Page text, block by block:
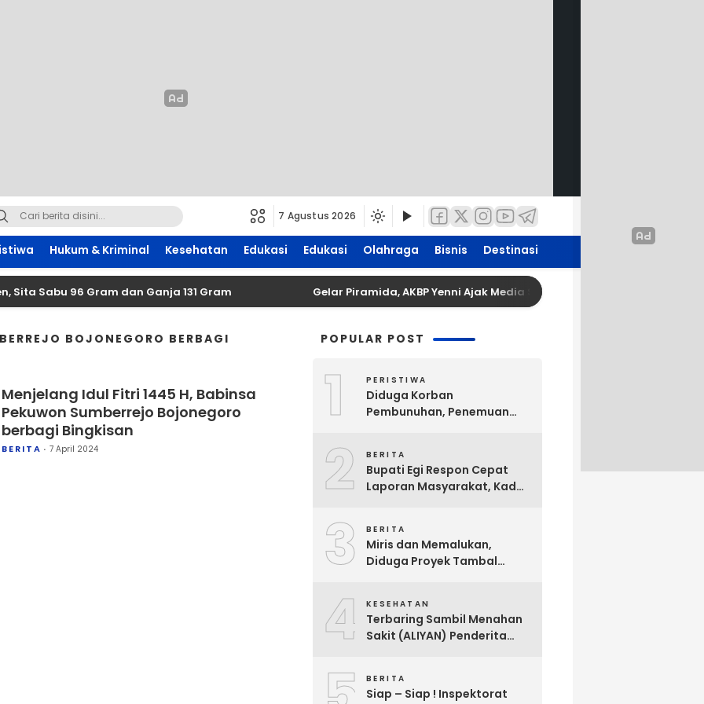
7 Agustus 2026
Hukum & Kriminal Kesehatan Edukasi Edukasi Olahraga Bisnis Destinasi
Sabu 96 Gram dan Ganja 131 Gram Gelar Piramida, AKBP Yenni Ajak Media Sinergi Jaga Kondusivitas
BOJONEGORO BERBAGI
Menjelang Idul Fitri 1445 H, Babinsa
Pekuwon Sumberrejo Bojonegoro
berbagi Bingkisan
BERITA 7 April 2024
POPULAR POST
1 PERISTIWA
Diduga Korban
Pembunuhan, Penemuan
Hebohkan Warga Bakauheni
2 BERITA
Bupati Egi Respon Cepat
Laporan Masyarakat, Kades
3 BERITA
Miris dan Memalukan,
Diduga Proyek Tambal
Selatan Dikerjakan Asal
Asalan !!
4 KESEHATAN
Terbaring Sambil Menahan
Sakit (ALIYAN) Penderita
BERITA
Siap – Siap ! Inspektorat